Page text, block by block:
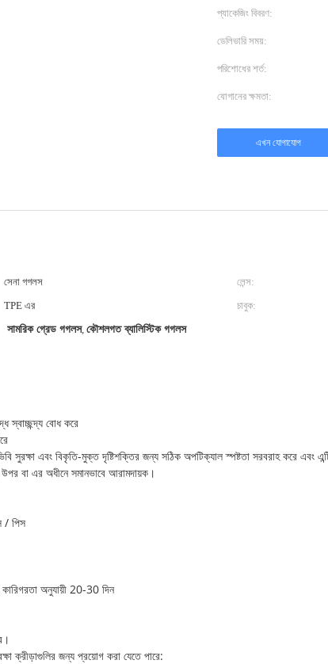
প্যাকেজিং বিবরণ:
ডেলিভারি সময়:
পরিশোধের শর্ত:
যোগানের ক্ষমতা:
এখন যোগাযোগ
সেনা গগলস লেন্স:
TPE এর চাবুক:
সামরিক গ্রেড গগলস, কৌশলগত ব্যালিস্টিক গগলস
স্বাচ্ছন্দ্য বোধ করে
এবং বিকৃতি-মুক্ত দৃষ্টিশক্তির জন্য সঠিক অপটিক্যাল স্পষ্টতা সরবরাহ করে এবং
উপর বা এর অধীনে সমানভাবে আরামদায়ক।
/ পিস
অনুযায়ী 20-30 দিন
ক্রীড়াগুলির জন্য প্রয়োগ করা যেতে পারে: